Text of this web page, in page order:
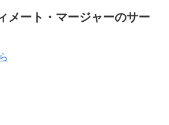
メート・マージャーのサー